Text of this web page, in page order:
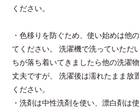
ください。
・色移りを防ぐため、使い始めは他
てください。 洗濯機で洗っていただ
ちが落ち着いてきましたら他の洗濯
丈夫ですが、 洗濯後は濡れたまま放
ください。
・洗剤は中性洗剤を使い、漂白剤は